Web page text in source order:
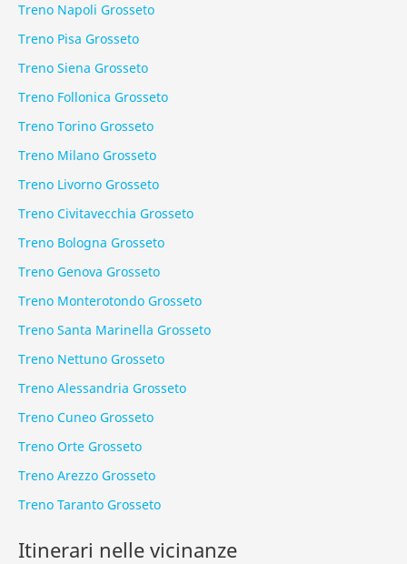
Treno Napoli Grosseto
Treno Pisa Grosseto
Treno Siena Grosseto
Treno Follonica Grosseto
Treno Torino Grosseto
Treno Milano Grosseto
Treno Livorno Grosseto
Treno Civitavecchia Grosseto
Treno Bologna Grosseto
Treno Genova Grosseto
Treno Monterotondo Grosseto
Treno Santa Marinella Grosseto
Treno Nettuno Grosseto
Treno Alessandria Grosseto
Treno Cuneo Grosseto
Treno Orte Grosseto
Treno Arezzo Grosseto
Treno Taranto Grosseto
Itinerari nelle vicinanze